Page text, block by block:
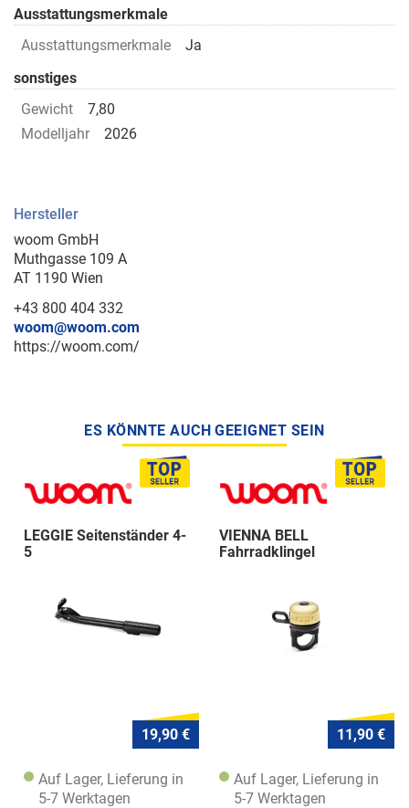
Ausstattungsmerkmale
Ausstattungsmerkmale
Ja
sonstiges
Gewicht
7,80
Modelljahr
2026
Hersteller
woom GmbH
Muthgasse 109 A
AT 1190 Wien
+43 800 404 332
woom@woom.com
https://woom.com/
ES KÖNNTE AUCH GEEIGNET SEIN
LEGGIE Seitenständer 4-
5
19,90 €
Auf Lager, Lieferung in
5-7 Werktagen
VIENNA BELL
Fahrradklingel
11,90 €
Auf Lager, Lieferung in
5-7 Werktagen